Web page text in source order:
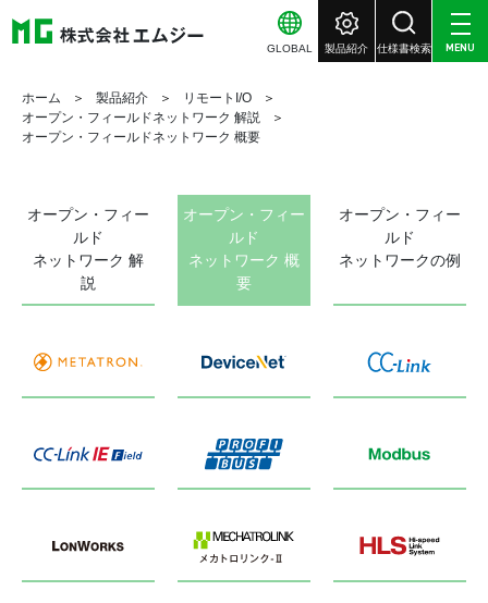
GLOBAL 製品紹介 仕様書検索 MENU
ホーム 製品紹介
リモートI/O
オープン・フィールドネットワーク 解説
オープン・フィールドネットワーク 概要
オープン・フィー
ルド
ネットワーク 解
説
オープン・フィー
ルド
ネットワーク 概
要
オープン・フィー
ルド
ネットワークの例